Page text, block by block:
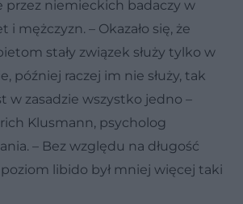
przez niemieckich badaczy w
mężczyzn. – Okazało się, że
stały związek służy tylko w
później raczej im nie służy, tak
w zasadzie wszystko jedno –
Klusmann, psycholog
– Bez względu na długość
libido był mniej więcej taki